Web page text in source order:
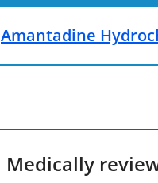
Amantadine
Medically